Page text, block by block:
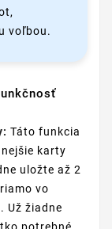
voľbou.
Táto funkcia
karty
uložte až 2
vo
Už žiadne